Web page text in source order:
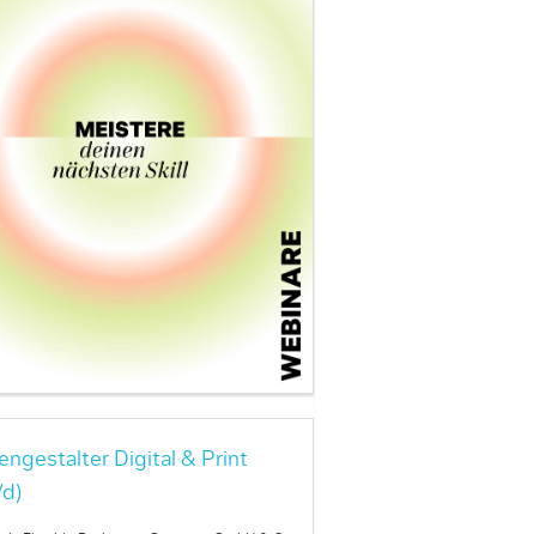
Digital & Print